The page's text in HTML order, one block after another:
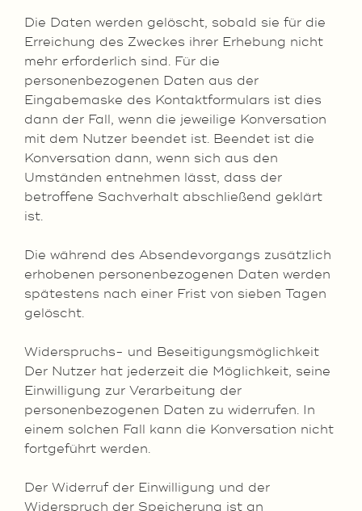
Die Daten werden gelöscht, sobald sie für die
Erreichung des Zweckes ihrer Erhebung nicht
mehr erforderlich sind. Für die
personenbezogenen Daten aus der
Eingabemaske des Kontaktformulars ist dies
dann der Fall, wenn die jeweilige Konversation
mit dem Nutzer beendet ist. Beendet ist die
Konversation dann, wenn sich aus den
Umständen entnehmen lässt, dass der
betroffene Sachverhalt abschließend geklärt
ist.
Die während des Absendevorgangs zusätzlich
erhobenen personenbezogenen Daten werden
spätestens nach einer Frist von sieben Tagen
gelöscht.
Widerspruchs- und Beseitigungsmöglichkeit
Der Nutzer hat jederzeit die Möglichkeit, seine
Einwilligung zur Verarbeitung der
personenbezogenen Daten zu widerrufen. In
einem solchen Fall kann die Konversation nicht
fortgeführt werden.
Der Widerruf der Einwilligung und der
Widerspruch der Speicherung ist an